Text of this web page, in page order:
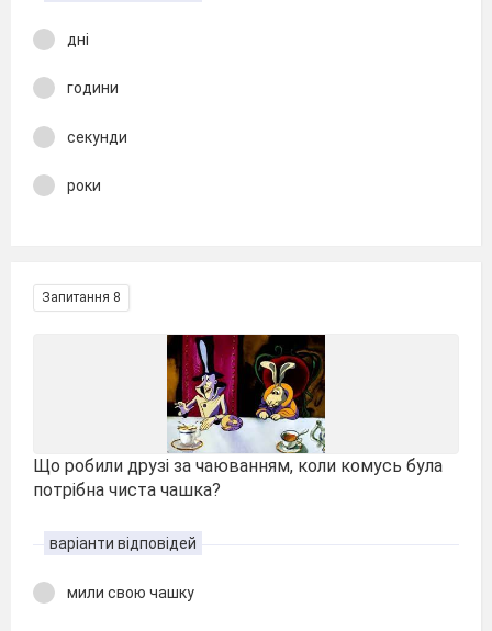
дні
години
секунди
роки
Запитання 8
Що робили друзі за чаюванням, коли комусь була
потрібна чиста чашка?
варіанти відповідей
мили свою чашку